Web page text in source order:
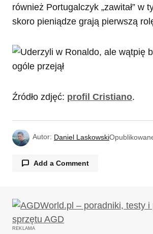
również Portugalczyk „zawitał” w
skoro pieniądze grają pierwszą
Źródło zdjęć: profil Cristiano.
Autor: Daniel Laskowski
Add a Comment
Twój adres email nie zostanie
Wymagane pola są oznaczone
REKLAMA